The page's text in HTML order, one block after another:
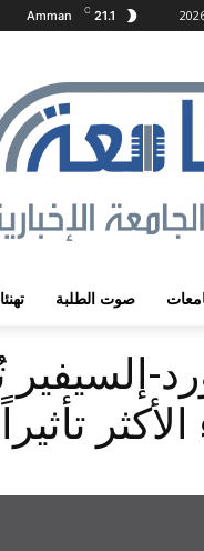
21.1
C
Amman
صوت الطلبة
إلسيفير
الأكثر